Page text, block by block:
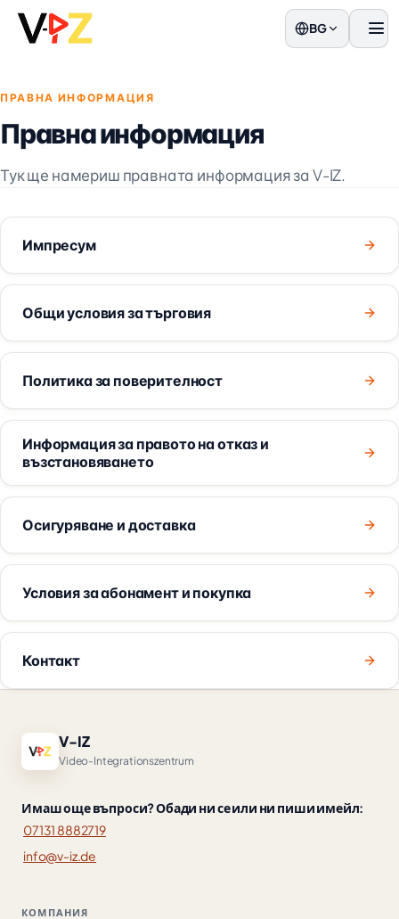
BG
ПРАВНА ИНФОРМАЦИЯ
Правна информация
Тук ще намериш правната информация за V-IZ.
Импресум
Общи условия за търговия
Политика за поверителност
Информация за правото на отказ и
възстановяването
Осигуряване и доставка
Условия за абонамент и покупка
Контакт
V-IZ
Video-Integrationszentrum
Имаш още въпроси? Обади ни се или ни пиши имейл:
07131 8882719
info@v-iz.de
КОМПАНИЯ